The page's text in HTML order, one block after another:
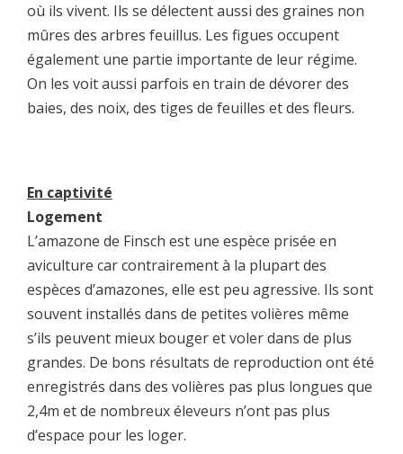
où ils vivent. Ils se délectent aussi des graines non
mûres des arbres feuillus. Les figues occupent
également une partie importante de leur régime.
On les voit aussi parfois en train de dévorer des
baies, des noix, des tiges de feuilles et des fleurs.
En captivité
Logement
L’amazone de Finsch est une espèce prisée en
aviculture car contrairement à la plupart des
espèces d’amazones, elle est peu agressive. Ils sont
souvent installés dans de petites volières même
s’ils peuvent mieux bouger et voler dans de plus
grandes. De bons résultats de reproduction ont été
enregistrés dans des volières pas plus longues que
2,4m et de nombreux éleveurs n’ont pas plus
d’espace pour les loger.